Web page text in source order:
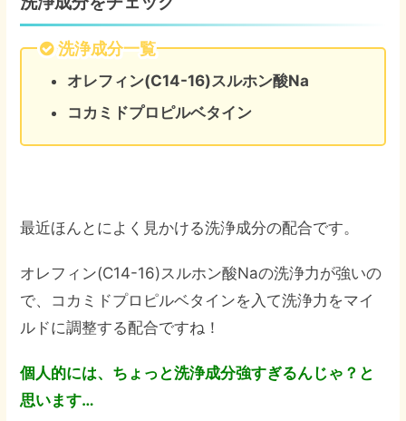
洗浄成分一覧
オレフィン(C14-16)スルホン酸Na
コカミドプロピルベタイン
最近ほんとによく見かける洗浄成分の配合です。
オレフィン(C14-16)スルホン酸Naの洗浄力が強いの
で、コカミドプロピルベタインを入て洗浄力をマイ
ルドに調整する配合ですね！
個人的には、ちょっと洗浄成分強すぎるんじゃ？と
思います…